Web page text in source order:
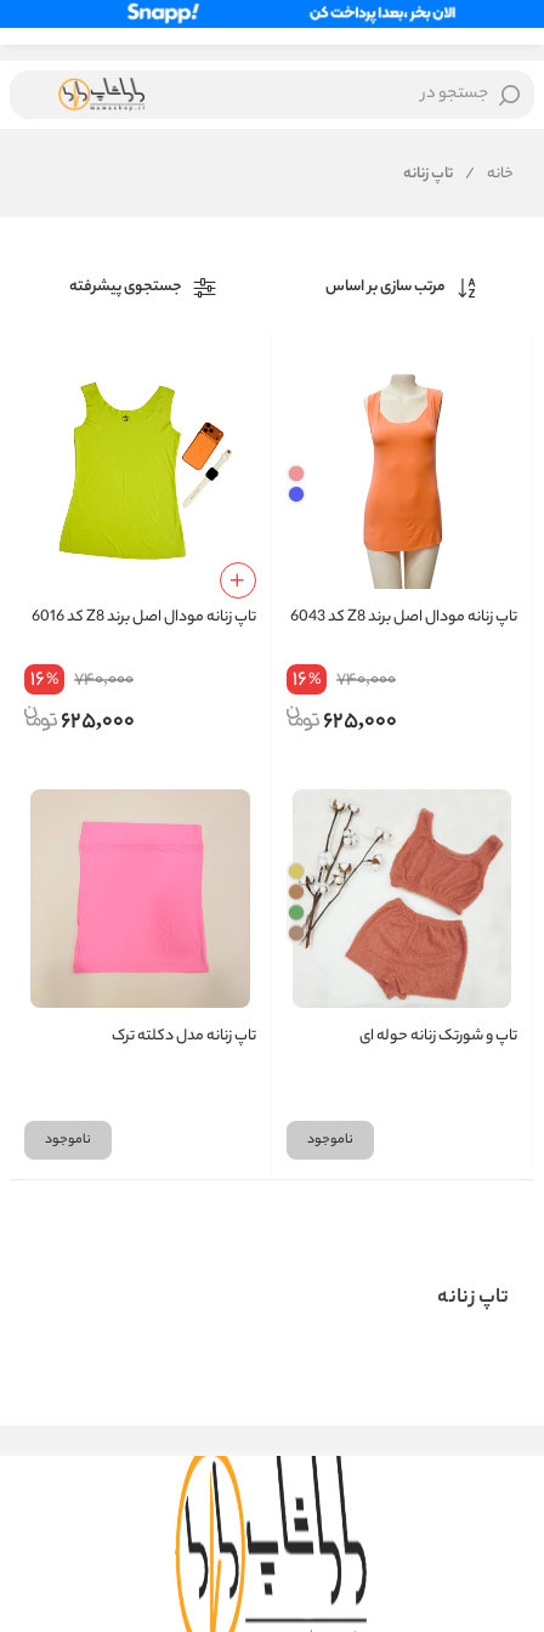
جستجو در
خانه / تاپ زنانه
مرتب سازی بر اساس جستجوی پیشرفته
تاپ زنانه مودال اصل برند Z8 کد 6043
740,000
16%
625,000
تاپ زنانه مودال اصل برند Z8 کد 6016
740,000
16%
625,000
تاپ و شورتک زنانه حوله ای
ناموجود
تاپ زنانه مدل دکلته ترک
ناموجود
تاپ زنانه